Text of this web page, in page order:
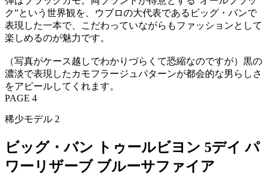
ク”という世界観を、ウブロの大代表であるビッグ・バンで
表現した一本で、こだわっていながらもファッションとして
楽しめるのが魅力です。
（写真がケース越しでわかりづらくて恐縮なのですが）黒の
濃淡で表現したカモフラージュパターンが都会的な男らしさ
をアピールしてくれます。
PAGE 4
稀少モデル 2
ビッグ・バン トゥールビヨン 5デイ パ
ワーリザーブ ブルーサファイア